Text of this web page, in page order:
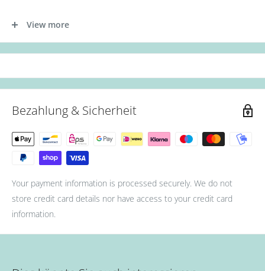
36W UV Lampe für 60s oder 12W LED Lampe für 30s.)
(Aushärtung: 36W UV Lampe für 90s oder 12W LED Lampe für
Lampe für 90s oder 12W LED Lampe für 60s.)
View more
Bezahlung & Sicherheit
Your payment information is processed securely. We do not
store credit card details nor have access to your credit card
information.